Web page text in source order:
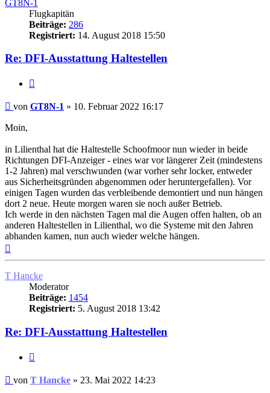
GT8N-1
Flugkapitän
Beiträge: 286
Registriert: 14. August 2018 15:50
Re: DFI-Ausstattung Haltestellen
Ungelesener
von GT8N-1 » 10. Februar 2022 16:17
Moin,
in Lilienthal hat die Haltestelle Schoofmoor nun wieder in beide
Richtungen DFI-Anzeiger - eines war vor längerer Zeit (mindestens
1-2 Jahren) mal verschwunden (war vorher sehr locker, entweder
aus Sicherheitsgründen abgenommen oder heruntergefallen). Vor
einigen Tagen wurden das verbleibende demontiert und nun hängen
dort 2 neue. Heute morgen waren sie noch außer Betrieb.
Ich werde in den nächsten Tagen mal die Augen offen halten, ob an
anderen Haltestellen in Lilienthal, wo die Systeme mit den Jahren
abhanden kamen, nun auch wieder welche hängen.
T Hancke
Moderator
Beiträge: 1454
Registriert: 5. August 2018 13:42
Re: DFI-Ausstattung Haltestellen
Ungelesener
von T Hancke » 23. Mai 2022 14:23